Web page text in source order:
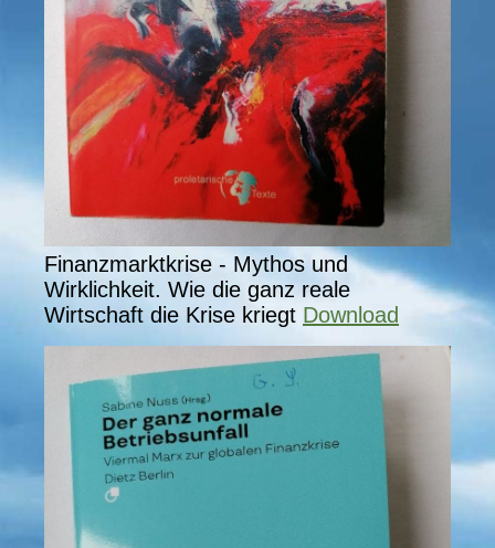
Finanzmarktkrise - Mythos und
Wirklichkeit. Wie die ganz reale
Wirtschaft die Krise kriegt Download